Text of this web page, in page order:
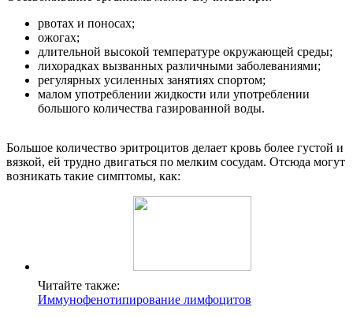
рвотах и поносах;
ожогах;
длительной высокой температуре окружающей среды;
лихорадках вызванных различными заболеваниями;
регулярных усиленных занятиях спортом;
малом употреблении жидкости или употреблении
большого количества газированной воды.
Большое количество эритроцитов делает кровь более густой и
вязкой, ей трудно двигаться по мелким сосудам. Отсюда могут
возникать такие симптомы, как:
Читайте также:
Иммунофенотипирование лимфоцитов